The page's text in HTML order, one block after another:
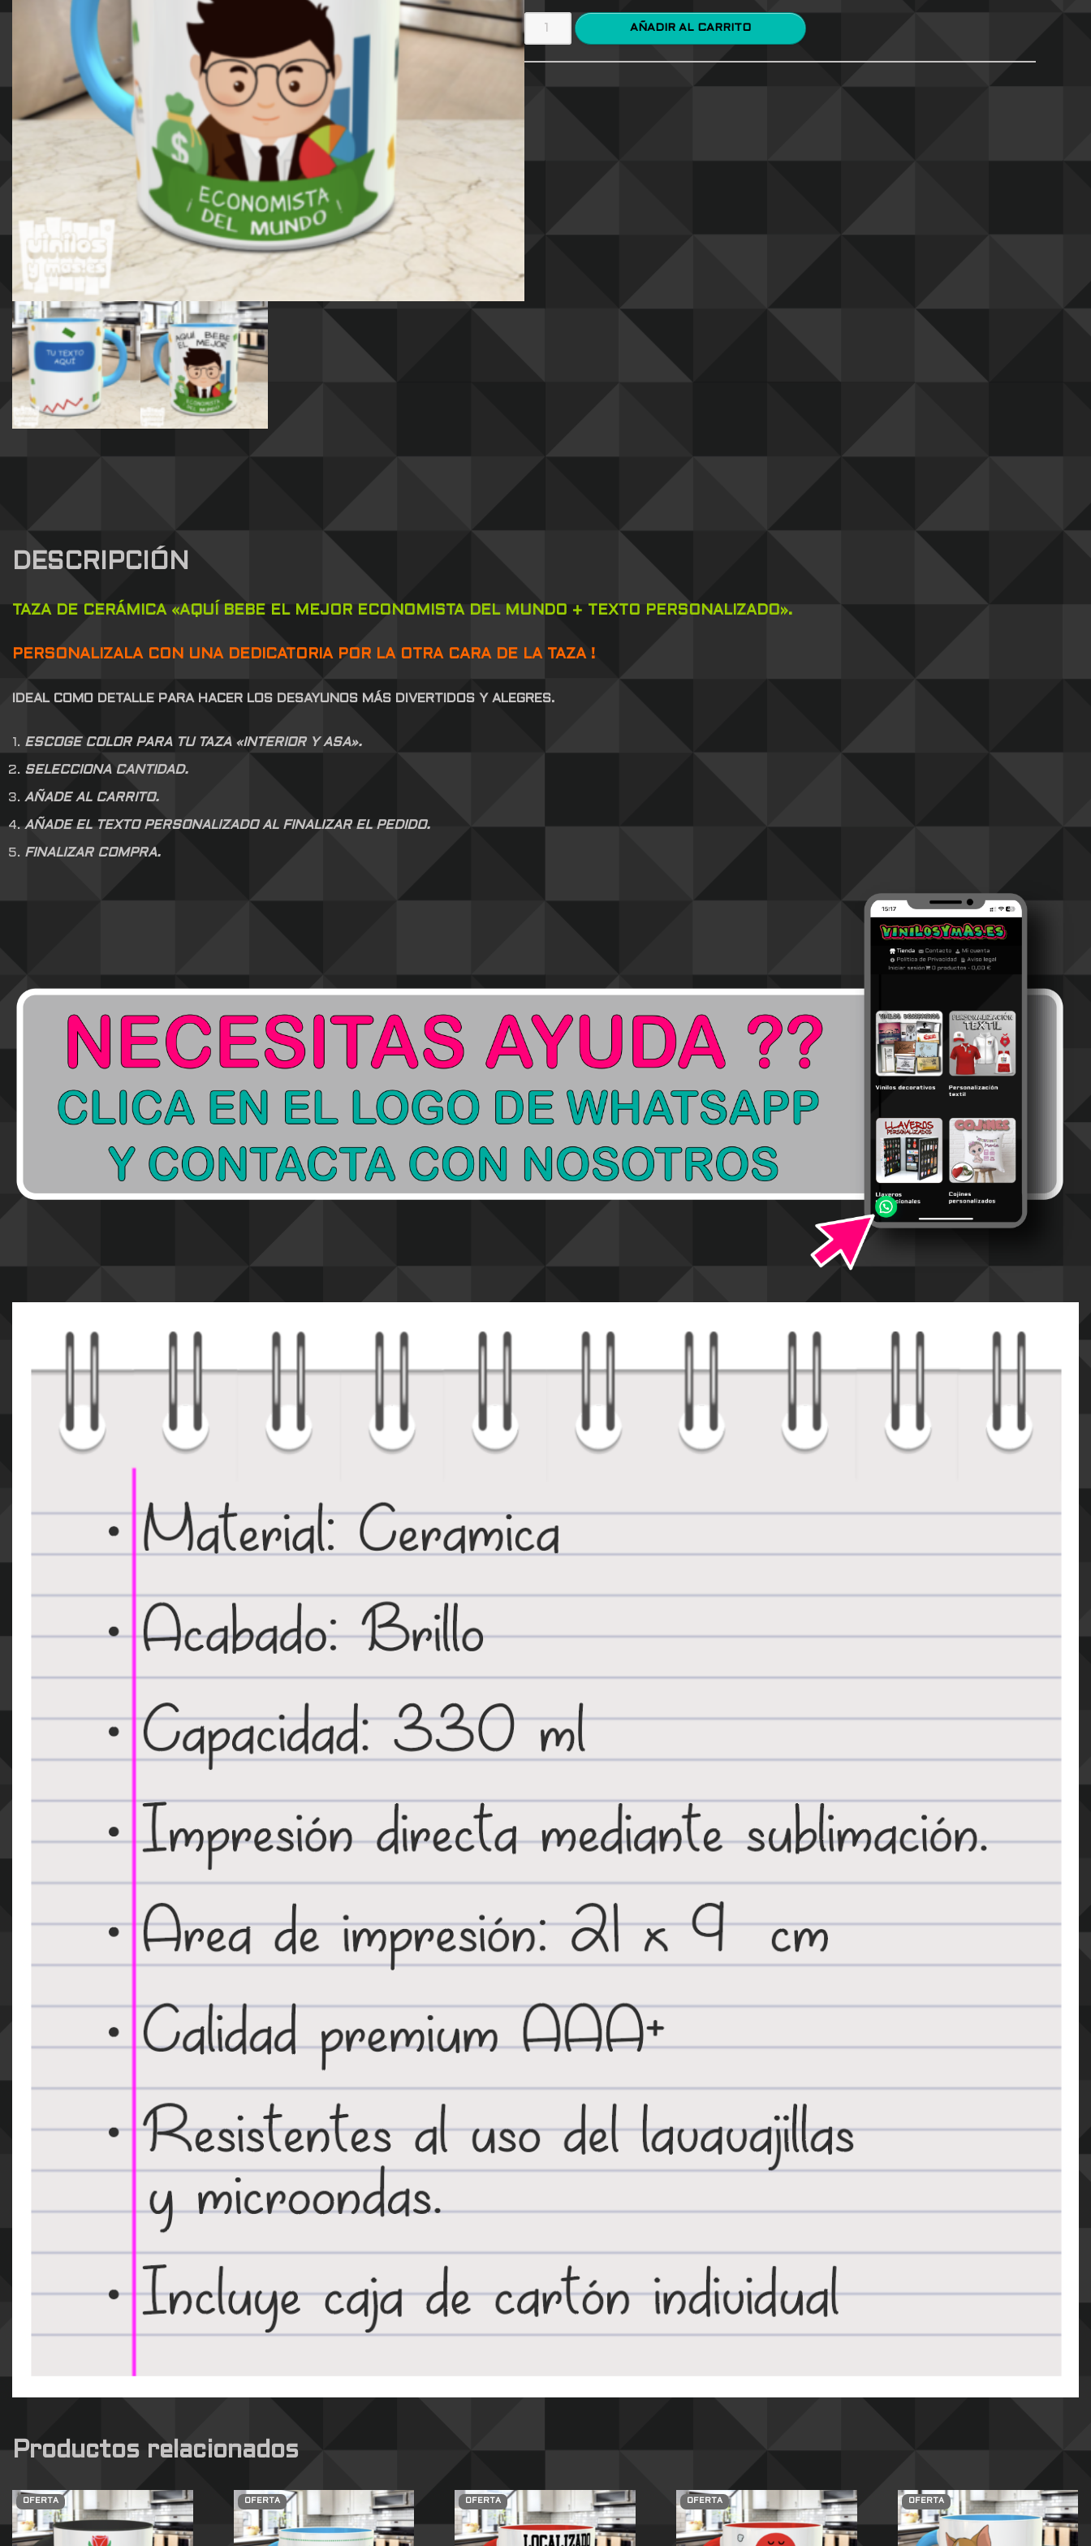
AÑADIR AL CARRITO
DESCRIPCIÓN
TAZA DE CERÁMICA «AQUÍ BEBE EL MEJOR ECONOMISTA DEL MUNDO + TEXTO PERSONALIZADO».
PERSONALIZALA CON UNA DEDICATORIA POR LA OTRA CARA DE LA TAZA !
IDEAL COMO DETALLE PARA HACER LOS DESAYUNOS MÁS DIVERTIDOS Y ALEGRES.
ESCOGE COLOR PARA TU TAZA «INTERIOR Y ASA».
SELECCIONA CANTIDAD.
AÑADE AL CARRITO.
AÑADE EL TEXTO PERSONALIZADO AL FINALIZAR EL PEDIDO.
FINALIZAR COMPRA.
Productos relacionados
OFERTA OFERTA OFERTA OFERTA OFERTA